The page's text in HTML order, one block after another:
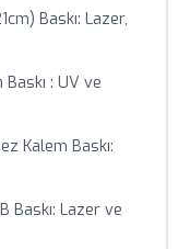
Baskı: Lazer,
: UV ve
Kalem Baskı:
Baskı: Lazer ve